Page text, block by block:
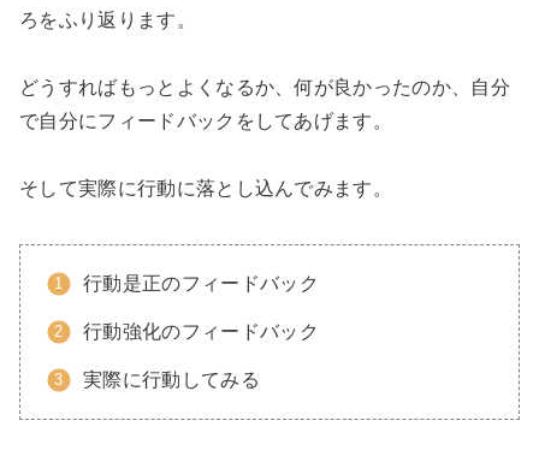
ろをふり返ります。
どうすればもっとよくなるか、何が良かったのか、自分
で自分にフィードバックをしてあげます。
そして実際に行動に落とし込んでみます。
行動是正のフィードバック
行動強化のフィードバック
実際に行動してみる